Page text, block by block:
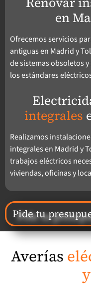
en
Ofrecemos servicios
antiguas en Madrid y
de sistemas obsoletos
los estándares
integrales
Realizamos
integrales en Madrid y
trabajos eléctricos
viviendas, oficinas y
Pide tu
Averías